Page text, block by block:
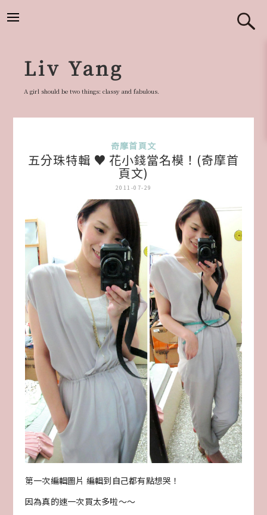
Liv Yang
A girl should be two things: classy and fabulous.
奇摩首頁文
五分珠特輯 ♥ 花小錢當名模！(奇摩首
頁文)
2011-07-29
第一次編輯圖片 編輯到自己都有點想哭！
因為真的速一次買太多啦～～